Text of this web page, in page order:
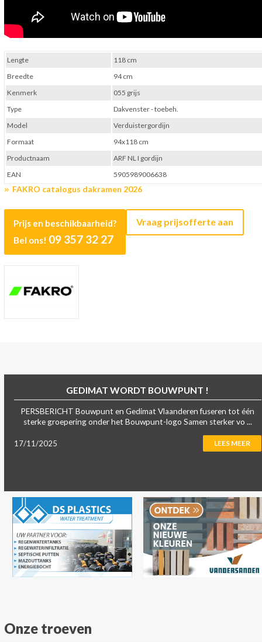
FAKRO catalogus dakramen 2026
Prijs en beschikbaarheid?
Bel ons! 09 357 32 27
Vraag prijsofferte aan
Lengte
118 cm
Breedte
94 cm
Kenmerk
055 grijs
Type
Dakvenster - toebeh.
Model
Verduistergordijn
Formaat
94x118 cm
Productnaam
ARF NL I gordijn
EAN
5905989006638
GEDIMAT WORDT BOUWPUNT !
PERSBERICHT Bouwpunt en Gedimat Vlaanderen fuseren tot één
sterke groepering onder het Bouwpunt-logo Samen sterker vo ...
17/11/2025 LEES MEER
Onze troeven